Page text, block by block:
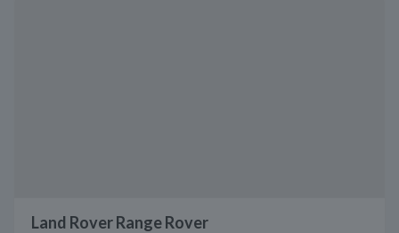
Land Rover Range Rover